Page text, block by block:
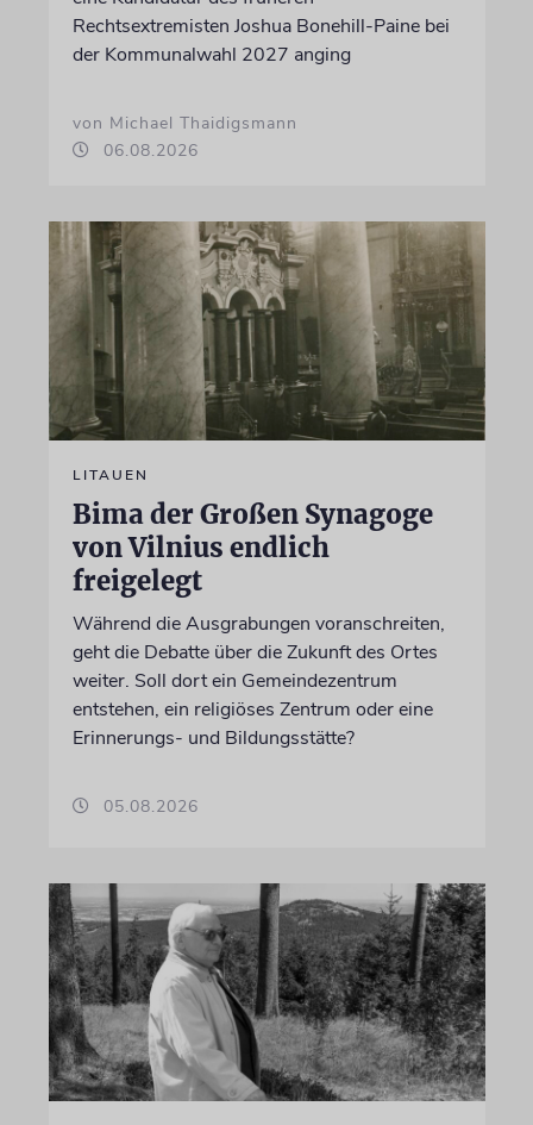
Rechtsextremisten Joshua Bonehill-Paine bei
der Kommunalwahl 2027 anging
von Michael Thaidigsmann
06.08.2026
LITAUEN
Bima der Großen Synagoge
von Vilnius endlich
freigelegt
Während die Ausgrabungen voranschreiten,
geht die Debatte über die Zukunft des Ortes
weiter. Soll dort ein Gemeindezentrum
entstehen, ein religiöses Zentrum oder eine
Erinnerungs- und Bildungsstätte?
05.08.2026